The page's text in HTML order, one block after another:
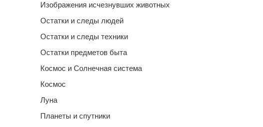
Изображения исчезнувших животных
Остатки и следы людей
Остатки и следы техники
Остатки предметов быта
Космос и Солнечная система
Космос
Луна
Планеты и спутники